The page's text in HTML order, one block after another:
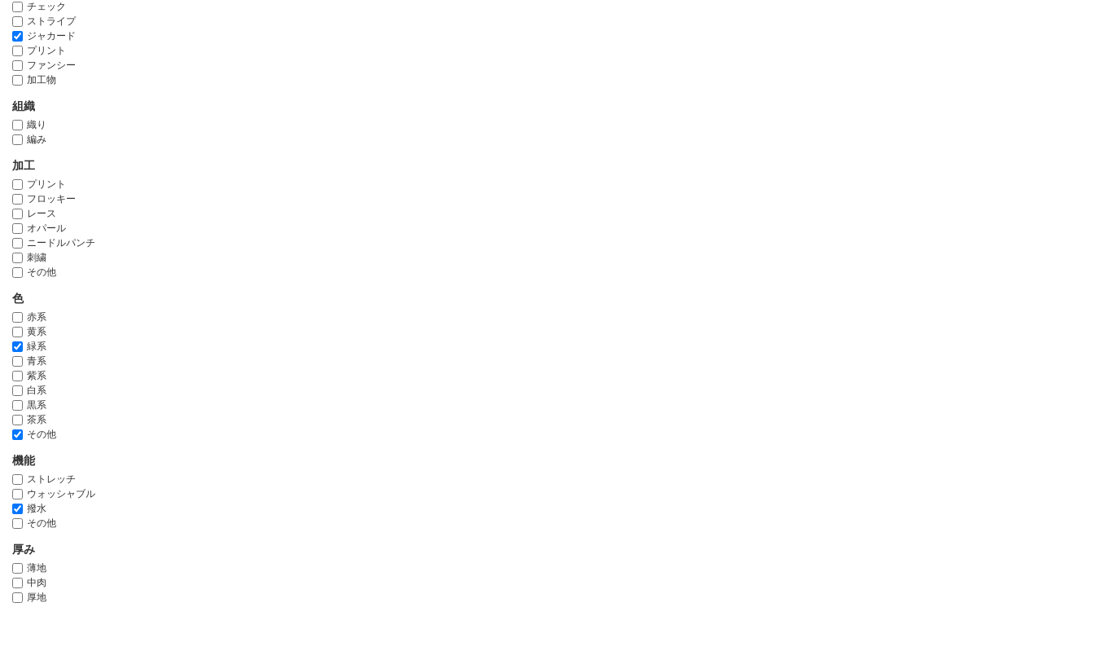
チェック
ストライプ
ジャカード
プリント
ファンシー
加工物
組織
織り
編み
加工
プリント
フロッキー
レース
オパール
ニードルパンチ
刺繍
その他
色
赤系
黄系
緑系
青系
紫系
白系
黒系
茶系
その他
機能
ストレッチ
ウォッシャブル
撥水
その他
厚み
薄地
中肉
厚地